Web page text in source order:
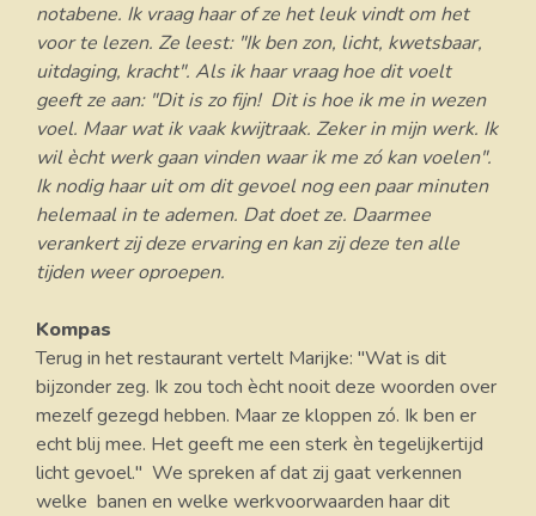
notabene. Ik vraag haar of ze het leuk vindt om het
voor te lezen. Ze leest: "Ik ben zon, licht, kwetsbaar,
uitdaging, kracht". Als ik haar vraag hoe dit voelt
geeft ze aan: "Dit is zo fijn! Dit is hoe ik me in wezen
voel. Maar wat ik vaak kwijtraak. Zeker in mijn werk. Ik
wil ècht werk gaan vinden waar ik me zó kan voelen".
Ik nodig haar uit om dit gevoel nog een paar minuten
helemaal in te ademen. Dat doet ze. Daarmee
verankert zij deze ervaring en kan zij deze ten alle
tijden weer oproepen.
Kompas
Terug in het restaurant vertelt Marijke: "Wat is dit
bijzonder zeg. Ik zou toch ècht nooit deze woorden over
mezelf gezegd hebben. Maar ze kloppen zó. Ik ben er
echt blij mee. Het geeft me een sterk èn tegelijkertijd
licht gevoel." We spreken af dat zij gaat verkennen
welke banen en welke werkvoorwaarden haar dit